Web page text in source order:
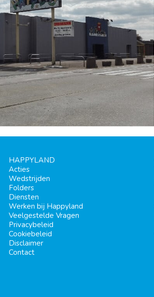
HAPPYLAND
Acties
Wedstrijden
Folders
Diensten
Werken bij Happyland
Veelgestelde Vragen
Privacybeleid
Cookiebeleid
Disclaimer
Contact